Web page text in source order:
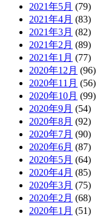
2021年5月 (79)
2021年4月 (83)
2021年3月 (82)
2021年2月 (89)
2021年1月 (77)
2020年12月 (96)
2020年11月 (56)
2020年10月 (99)
2020年9月 (54)
2020年8月 (92)
2020年7月 (90)
2020年6月 (87)
2020年5月 (64)
2020年4月 (85)
2020年3月 (75)
2020年2月 (68)
2020年1月 (51)